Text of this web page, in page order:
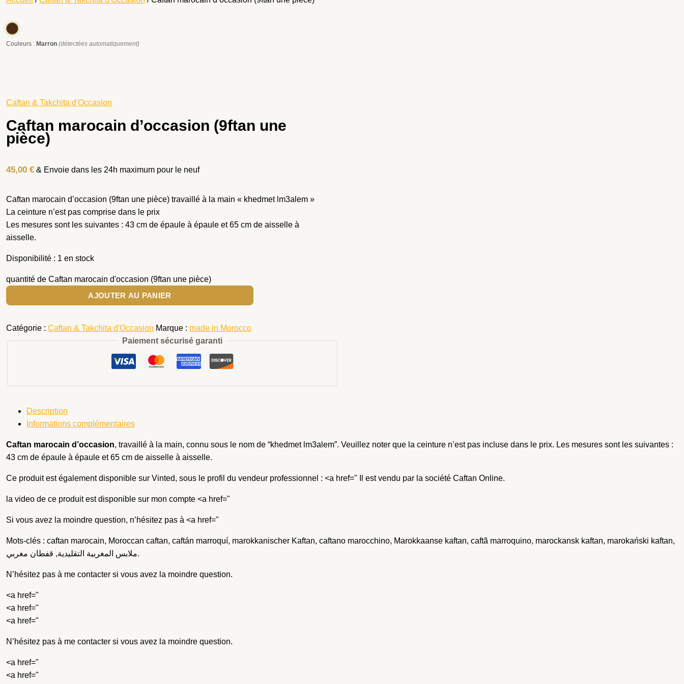
Couleurs : Marron (détectées automatiquement)
Caftan & Takchita d'Occasion
Caftan marocain d’occasion (9ftan une
pièce)
45,00 € & Envoie dans les 24h maximum pour le neuf
Caftan marocain d’occasion (9ftan une pièce) travaillé à la main « khedmet lm3alem »
La ceinture n’est pas comprise dans le prix
Les mesures sont les suivantes : 43 cm de épaule à épaule et 65 cm de aisselle à
aisselle.
Disponibilité : 1 en stock
quantité de Caftan marocain d'occasion (9ftan une pièce)
AJOUTER AU PANIER
Catégorie : Caftan & Takchita d'Occasion Marque : made in Morocco
Paiement sécurisé garanti
Description
Informations complémentaires
Caftan marocain d’occasion, travaillé à la main, connu sous le nom de “khedmet lm3alem”. Veuillez noter que la ceinture n’est pas incluse dans le prix. Les mesures sont les suivantes :
43 cm de épaule à épaule et 65 cm de aisselle à aisselle.
Ce produit est également disponible sur Vinted, sous le profil du vendeur professionnel : <a href=" Il est vendu par la société Caftan Online.
la video de ce produit est disponible sur mon compte <a href="
Si vous avez la moindre question, n’hésitez pas à <a href="
Mots-clés : caftan marocain, Moroccan caftan, caftán marroquí, marokkanischer Kaftan, caftano marocchino, Marokkaanse kaftan, caftã marroquino, marockansk kaftan, marokański kaftan,
ملابس المغربية التقليدية, قفطان مغربي.
N’hésitez pas à me contacter si vous avez la moindre question.
<a href="
<a href="
<a href="
N’hésitez pas à me contacter si vous avez la moindre question.
<a href="
<a href="